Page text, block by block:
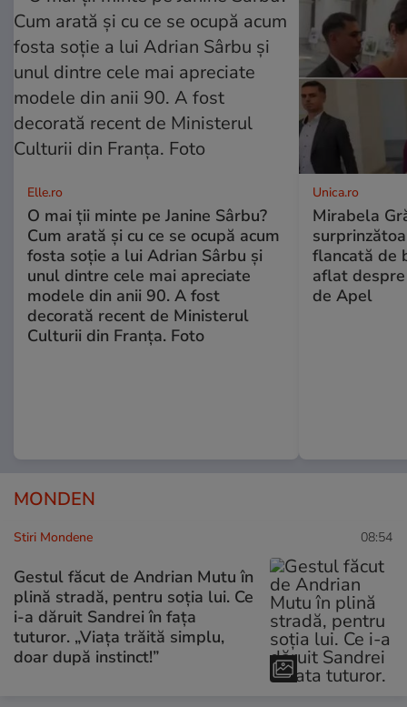
Elle.ro
O mai ții minte pe Janine Sârbu?
Cum arată și cu ce se ocupă acum
fosta soție a lui Adrian Sârbu și
unul dintre cele mai apreciate
modele din anii 90. A fost
decorată recent de Ministerul
Culturii din Franța. Foto
Unica.ro
Mirabela
flancată de
aflat
de Apel
MONDEN
Stiri Mondene 08:54
Gestul făcut de Andrian Mutu în
plină stradă, pentru soția lui. Ce
i-a dăruit Sandrei în fața
tuturor. „Viața trăită simplu,
doar după instinct!”